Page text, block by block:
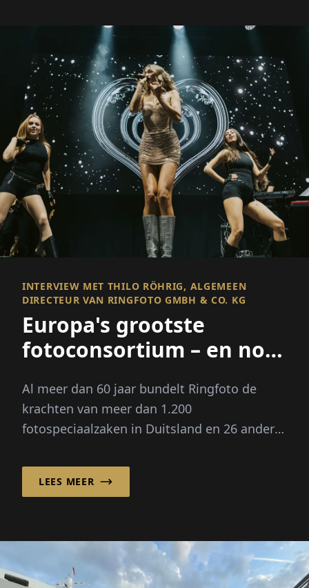
INTERVIEW MET THILO RÖHRIG, ALGEMEEN
DIRECTEUR VAN RINGFOTO GMBH & CO. KG
Europa's grootste
fotoconsortium – en nog
Al meer dan 60 jaar bundelt Ringfoto de
krachten van meer dan 1.200
fotospeciaalzaken in Duitsland en 26 andere
en in zijn scala aan diensten veel verder...
LEES MEER